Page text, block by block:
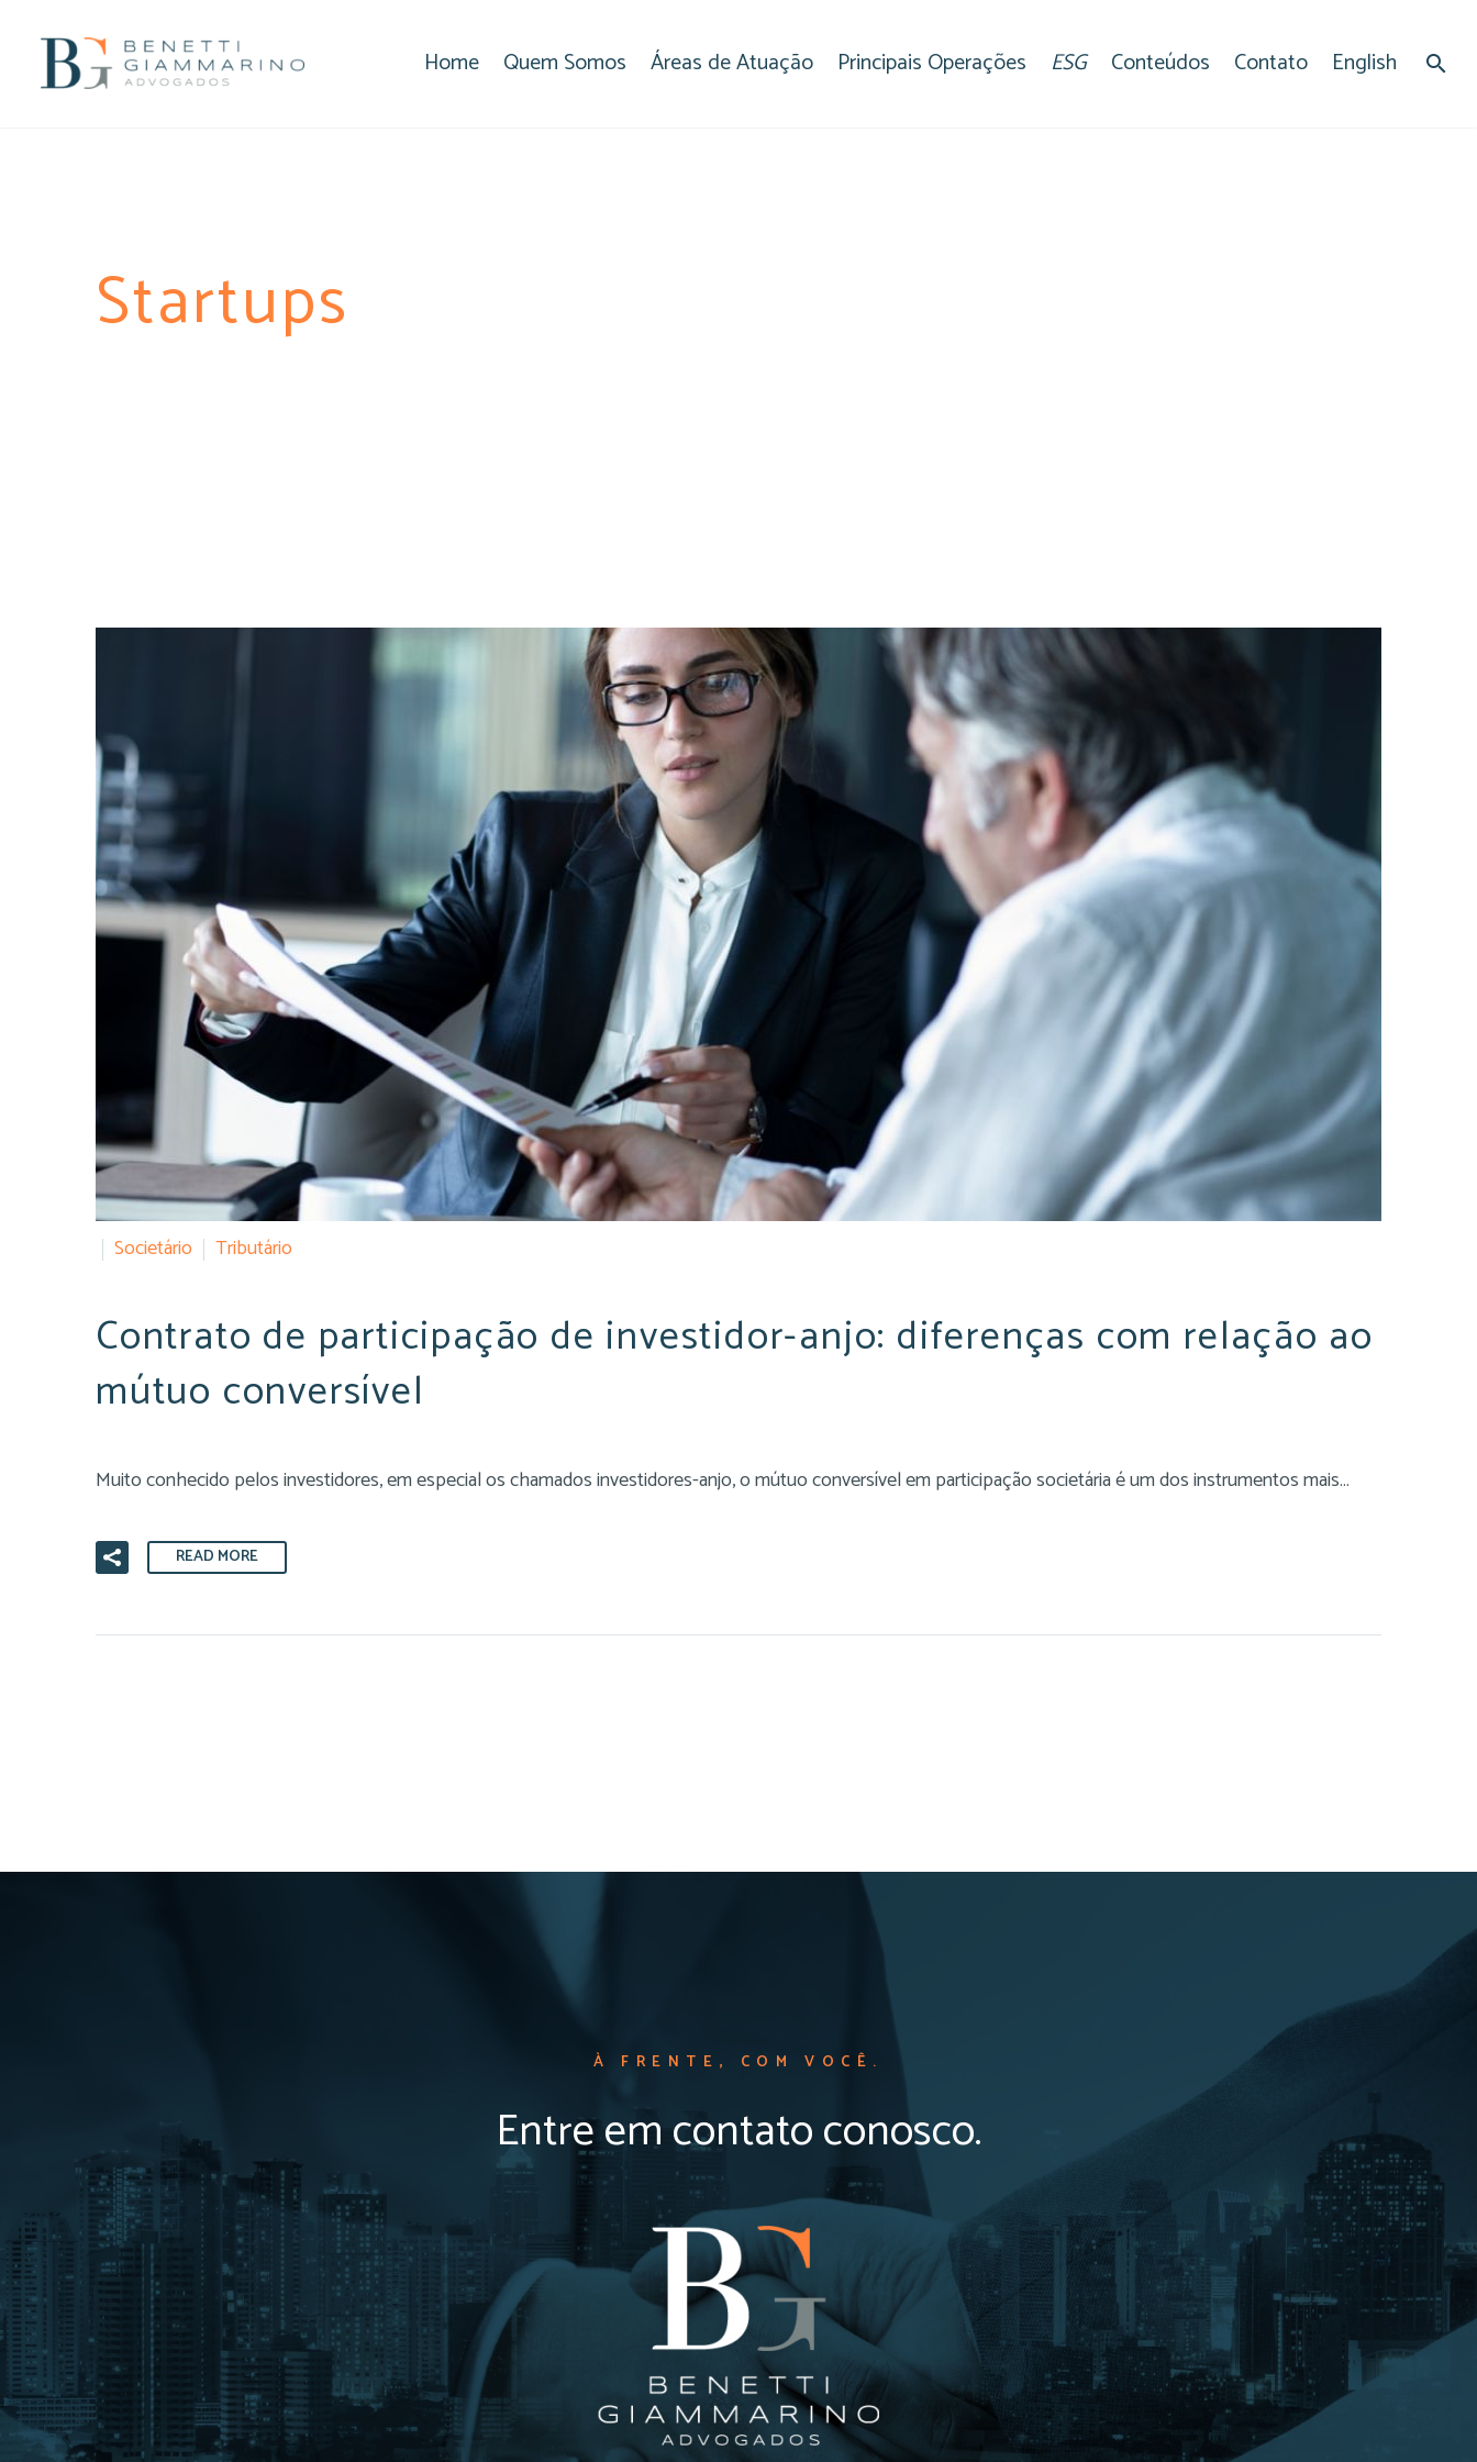
Home Quem Somos Áreas de Atuação Principais Operações ESG Conteúdos Contato English
Startups
Societário Tributário
Contrato de participação de investidor-anjo: diferenças com relação ao
mútuo conversível
Muito conhecido pelos investidores, em especial os chamados investidores-anjo, o mútuo conversível em participação societária é um dos instrumentos mais…
READ MORE
À FRENTE, COM VOCÊ.
Entre em contato conosco.